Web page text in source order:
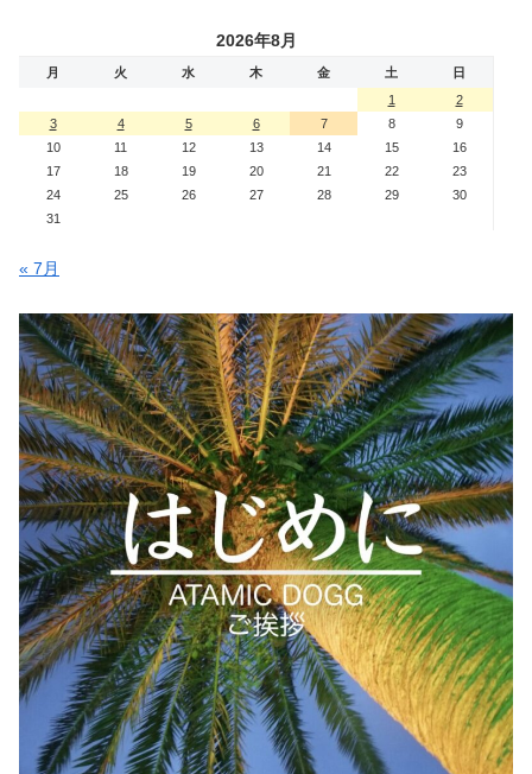
2026年8月
月 火 水 木 金 土
日
1
2
3
4 5 6 7 8
9
10
11 12 13 14 15
16
17
18 19 20 21 22
23
24
25 26 27 28 29
30
31
« 7月